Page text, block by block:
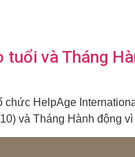
tuổi và Tháng
chức HelpAge
và Tháng Hành động